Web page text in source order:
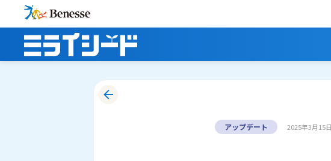
アップデート 2025年3月15日